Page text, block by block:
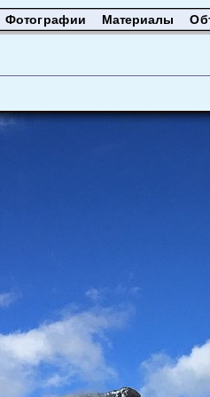
Фотографии Материалы